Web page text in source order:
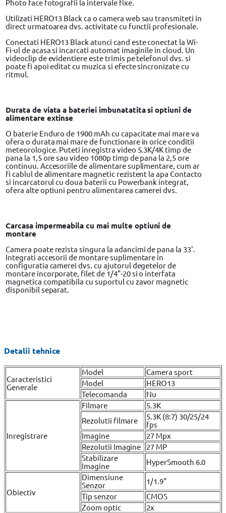
Photo face fotografii la intervale fixe.
Utilizati HERO13 Black ca o camera web sau transmiteti in
direct urmatoarea dvs. activitate cu functii profesionale.
Conectati HERO13 Black atunci cand este conectat la Wi-
Fi-ul de acasa si incarcati automat imaginile in cloud. Un
videoclip de evidentiere este trimis pe telefonul dvs. si
poate fi apoi editat cu muzica si efecte sincronizate cu
ritmul.
Durata de viata a bateriei imbunatatita si optiuni de
alimentare extinse
O baterie Enduro de 1900 mAh cu capacitate mai mare va
ofera o durata mai mare de functionare in orice conditii
meteorologice. Puteti inregistra video 5.3K/4K timp de
pana la 1,5 ore sau video 1080p timp de pana la 2,5 ore
continuu. Accesoriile de alimentare suplimentare, cum ar
fi cablul de alimentare magnetic rezistent la apa Contacto
si incarcatorul cu doua baterii cu Powerbank integrat,
ofera alte optiuni pentru alimentarea camerei dvs.
Carcasa impermeabila cu mai multe optiuni de
montare
Camera poate rezista singura la adancimi de pana la 33'.
Integrati accesorii de montare suplimentare in
configuratia camerei dvs. cu ajutorul degetelor de
montare incorporate, filet de 1/4"-20 si o interfata
magnetica compatibila cu suportul cu zavor magnetic
disponibil separat.
Detalii tehnice
Caracteristici
Generale
Model
Camera sport
Model
HERO13
Telecomanda
Nu
Inregistrare
Filmare
5.3K
Rezolutii filmare
5.3K (8:7) 30/25/24
fps
Imagine
27 Mpx
Rezolutii Imagine
27 MP
Stabilizare
Imagine
HyperSmooth 6.0
Obiectiv
Dimensiune
Senzor
1/1.9"
Tip senzor
CMOS
Zoom optic
2x